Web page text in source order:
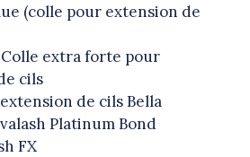
(colle pour extension de
Colle extra forte pour
cils
de cils Bella
Platinum Bond
FX